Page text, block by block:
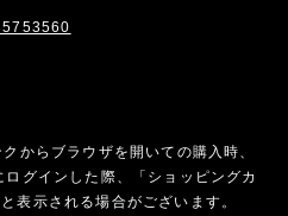
からブラウザを開いての購入時、
グインした際、「ショッピングカ
表示される場合がございます。